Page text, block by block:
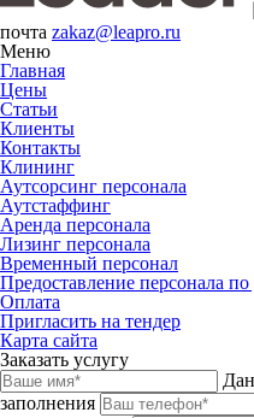
почта zakaz@leapro.ru
Меню
Главная
Цены
Статьи
Клиенты
Контакты
Клининг
Аутсорсинг персонала
Аутстаффинг
Аренда персонала
Лизинг персонала
Временный персонал
Предоставление персонала
Оплата
Пригласить на тендер
Карта сайта
Заказать услугу
заполнения